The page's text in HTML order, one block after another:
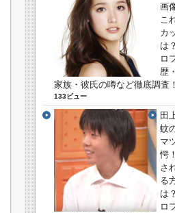
画
こ
カ
は
ロ
歴
家族・彼氏の噂など徹底調査！
133ビュー
田
蚊
マ
愕
さ
る
は
ロ